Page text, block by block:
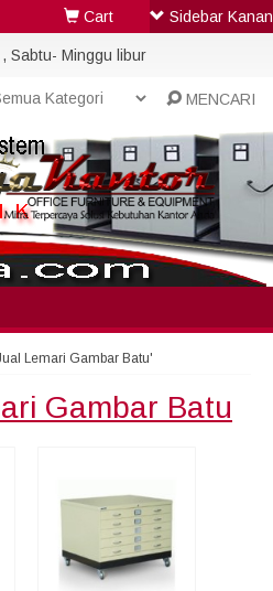
Sabtu- Minggu libur
MENCARI
Lemari Gambar Batu'
Gambar Batu
Cart Sidebar Kanan